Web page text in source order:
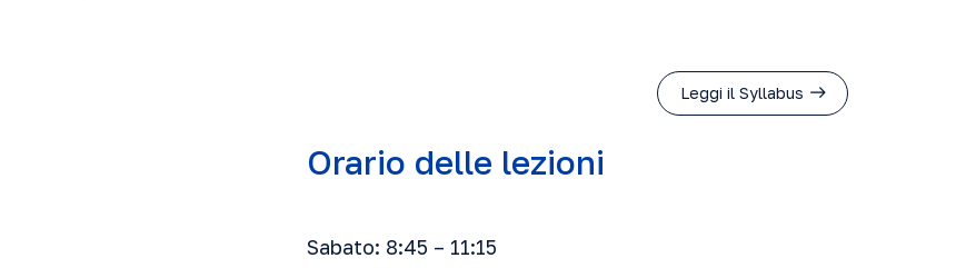
Leggi il Syllabus
Orario delle lezioni
Sabato: 8:45 – 11:15